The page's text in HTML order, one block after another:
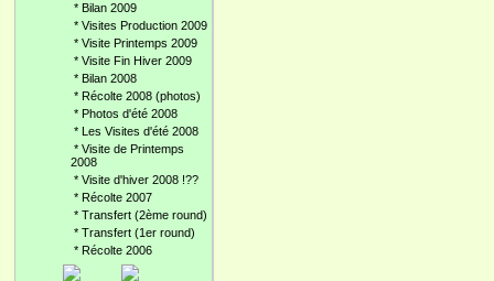
* Bilan 2009
* Visites Production 2009
* Visite Printemps 2009
* Visite Fin Hiver 2009
* Bilan 2008
* Récolte 2008 (photos)
* Photos d'été 2008
* Les Visites d'été 2008
* Visite de Printemps
2008
* Visite d'hiver 2008 !??
* Récolte 2007
* Transfert (2ème round)
* Transfert (1er round)
* Récolte 2006